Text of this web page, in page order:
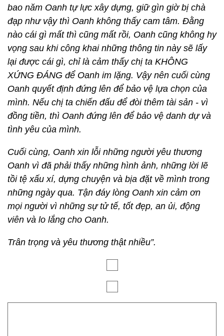
bao năm Oanh tự lực xây dựng, giữ gìn giờ bị chà
đạp như vậy thì Oanh không thấy cam tâm. Đằng
nào cái gì mất thì cũng mất rồi, Oanh cũng không hy
vọng sau khi công khai những thông tin này sẽ lấy
lại được cái gì, chỉ là cảm thấy chị ta KHÔNG
XỨNG ĐÁNG để Oanh im lặng. Vậy nên cuối cùng
Oanh quyết định đứng lên để bảo vệ lựa chọn của
mình. Nếu chị ta chiến đấu để đòi thêm tài sản - vì
đồng tiền, thì Oanh đứng lên để bảo vệ danh dự và
tình yêu của mình.
Cuối cùng, Oanh xin lỗi những người yêu thương
Oanh vì đã phải thấy những hình ảnh, những lời lẽ
tồi tệ xấu xí, dựng chuyện và bịa đặt về mình trong
những ngày qua. Tận đáy lòng Oanh xin cảm ơn
mọi người vì những sự tử tế, tốt đẹp, an ủi, động
viên và lo lắng cho Oanh.
Trân trọng và yêu thương thật nhiều”.